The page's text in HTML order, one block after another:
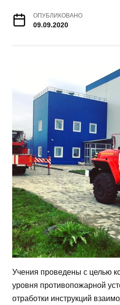
ОПУБЛИКОВАНО
09.09.2020
Учения проведены с целью
уровня противопожарной
отработки инструкций